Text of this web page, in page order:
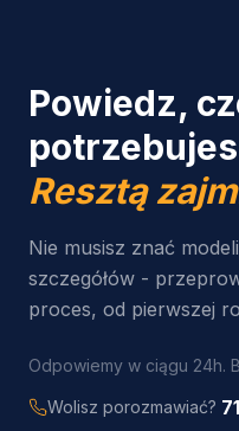
Powiedz,
Resztą
Nie musisz znać
szczegółów -
proces, od pierwszej
Odpowiemy w ciągu 24h.
Wolisz porozmawiać?